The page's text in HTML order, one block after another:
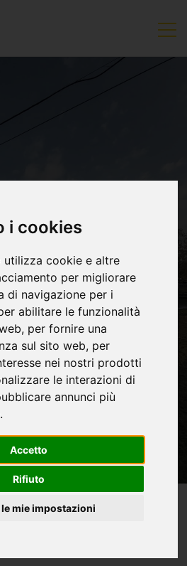
i cookies
utilizza cookie e altre
per migliorare
di navigazione per i
abilitare le funzionalità
, per fornire una
sul sito web, per
nei nostri prodotti
le interazioni di
annunci più
.
Accetto
Rifiuto
mie impostazioni
Cielo